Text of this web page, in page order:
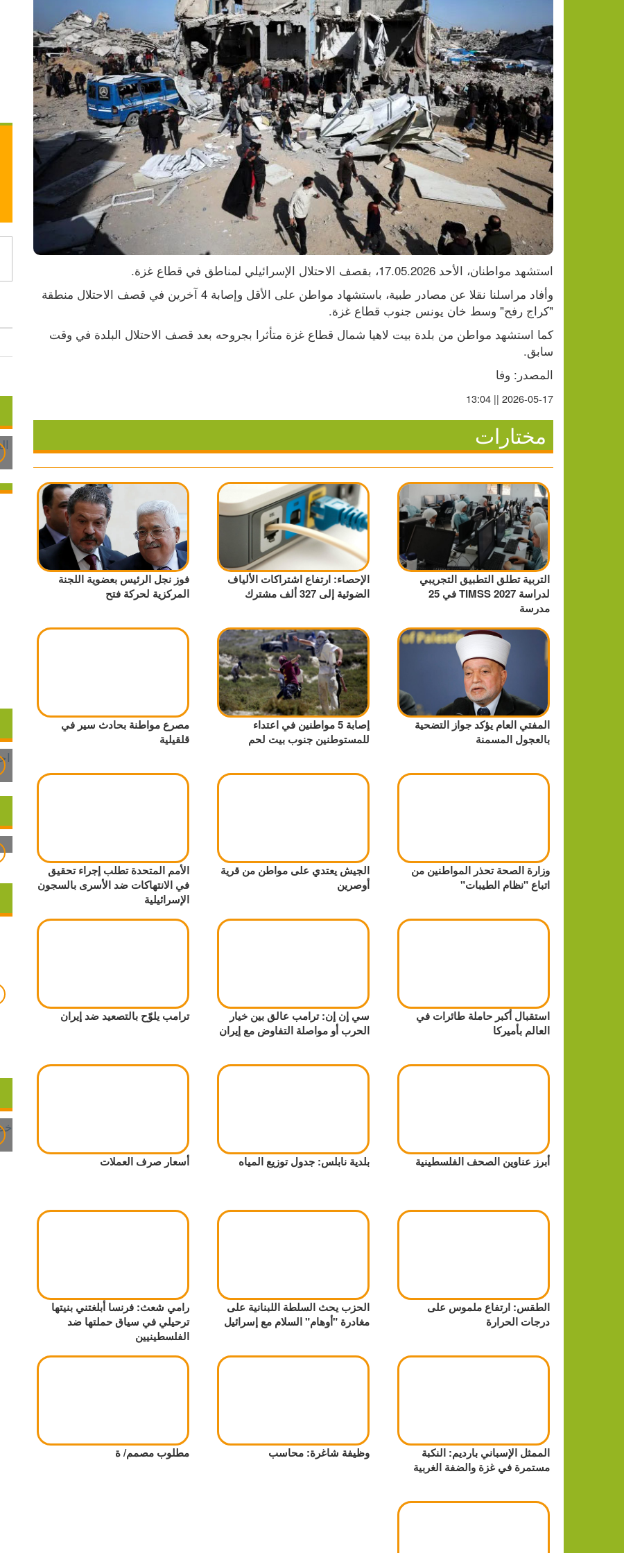
تقرير: النظام الصحي الفلسطيني في الضفة يقترب من الانهيار
استشهد مواطنان، الأحد 17.05.2026، بقصف الاحتلال الإسرائيلي لمناطق في قطاع غزة.
"كراج رفح" وسط خان يونس جنوب قطاع غزة.
سابق.
المصدر: وفا
2026-05-17 || 13:04
مختارات
التربية تطلق التطبيق التجريبي
لدراسة TIMSS 2027 في 25
مدرسة
الإحصاء: ارتفاع اشتراكات الألياف
الضوئية إلى 327 ألف مشترك
فوز نجل الرئيس بعضوية اللجنة
المركزية لحركة فتح
المفتي العام يؤكد جواز التضحية
بالعجول المسمنة
إصابة 5 مواطنين في اعتداء
للمستوطنين جنوب بيت لحم
مصرع مواطنة بحادث سير في
قلقيلية
وزارة الصحة تحذر المواطنين من
اتباع "نظام الطيبات"
الجيش يعتدي على مواطن من قرية
أوصرين
الأمم المتحدة تطلب إجراء تحقيق
في الانتهاكات ضد الأسرى بالسجون
الإسرائيلية
استقبال أكبر حاملة طائرات في
العالم بأميركا
سي إن إن: ترامب عالق بين خيار
الحرب أو مواصلة التفاوض مع إيران
ترامب يلوّح بالتصعيد ضد إيران
أبرز عناوين الصحف الفلسطينية بلدية نابلس: جدول توزيع المياه أسعار صرف العملات
الطقس: ارتفاع ملموس على
درجات الحرارة
الحزب يحث السلطة اللبنانية على
مغادرة "أوهام" السلام مع إسرائيل
رامي شعث: فرنسا أبلغتني بنيتها
ترحيلي في سياق حملتها ضد
الفلسطينيين
الممثل الإسباني بارديم: النكبة
مستمرة في غزة والضفة الغربية
وظيفة شاغرة: محاسب مطلوب مصمم/ ة